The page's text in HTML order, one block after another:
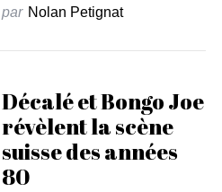
par Nolan Petignat
Décalé et Bongo Joe
révèlent la scène
suisse des années
80